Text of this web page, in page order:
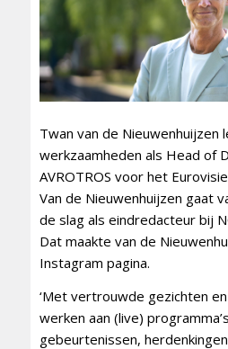
Twan van de Nieuwenhuijzen
werkzaamheden als Head of
AVROTROS voor het
Van de Nieuwenhuijzen gaat
de slag als eindredacteur bij
Dat maakte van de
Instagram pagina.
‘Met vertrouwde gezichten en
werken aan (live)
gebeurtenissen,